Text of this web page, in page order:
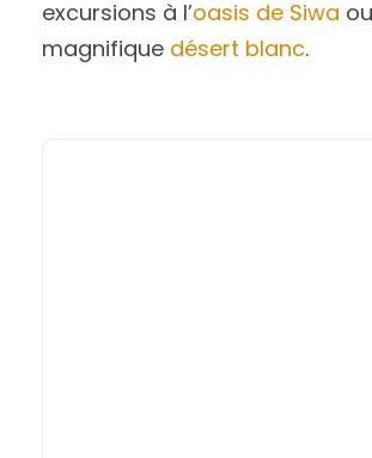
excursions à l’oasis de Siwa
magnifique désert blanc.